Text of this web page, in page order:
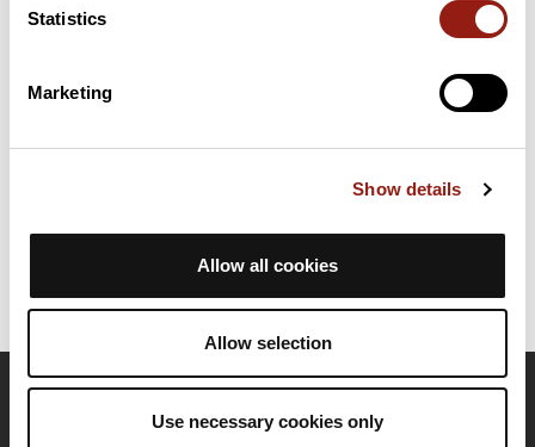
Statistics
Marketing
Show details
Allow all cookies
Allow selection
Use necessary cookies only
Argelès-Gazost e termina ad Beaucens. Questo percorso si
snoda esclusivamente su strade. Presenta una salita cumulativa
questo percorso.
Ultimo aggiornamento della scheda percorso: 24 dicembre 2024,
OpenRunner